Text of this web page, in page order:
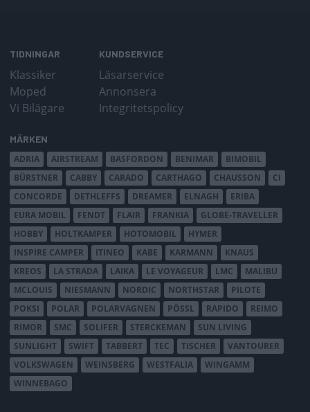
TIDNINGAR
Klassiker
Moped
Vi Bilägare
KUNDSERVICE
Läsarservice
Annonsera
Integritetspolicy
MÄRKEN
ADRIA
AIRSTREAM BASFORDON BENIMAR
BIMOBIL
BÜRSTNER
CABBY CARADO CARTHAGO CHAUSSON
CI
CONCORDE
DETHLEFFS DREAMER ELNAGH
ERIBA
EURA MOBIL
FENDT FLAIR FRANKIA
GLOBE-TRAVELLER
HOBBY
HOLTKAMPER HOTOMOBIL
HYMER
INSPIRE CAMPER
ITINEO KABE KARMANN
KNAUS
KREOS
LA STRADA LAIKA LE VOYAGEUR LMC
MALIBU
MCLOUIS
NIESMANN NORDIC NORTHSTAR
PILOTE
POKSI
POLAR POLARVAGNEN PÖSSL RAPIDO
REIMO
RIMOR
SMC SOLIFER STERCKEMAN
SUN LIVING
SUNLIGHT
SWIFT TABBERT TEC TISCHER
VANTOURER
VOLKSWAGEN
WEINSBERG WESTFALIA
WINGAMM
WINNEBAGO